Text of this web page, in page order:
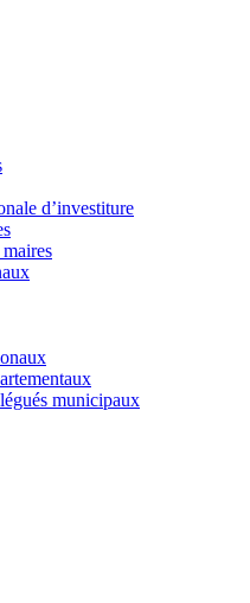
d’investiture
municipaux